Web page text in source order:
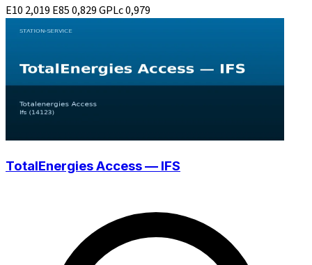
E10 2,019 E850,829GPLc0,979
TotalEnergies Access — IFS